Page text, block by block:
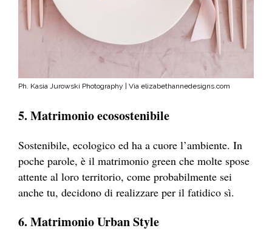
Ph. Kasia Jurowski Photography | Via elizabethannedesigns.com
5. Matrimonio ecosostenibile
Sostenibile, ecologico ed ha a cuore l’ambiente. In
poche parole, è il matrimonio green che molte spose
attente al loro territorio, come probabilmente sei
anche tu, decidono di realizzare per il fatidico sì.
6. Matrimonio Urban Style